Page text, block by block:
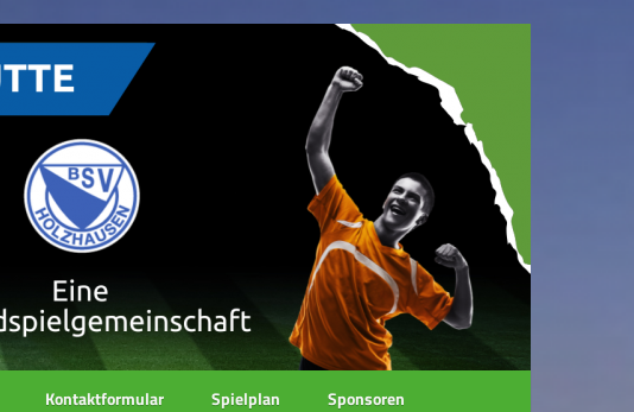
Kontaktformular Spielplan Sponsoren